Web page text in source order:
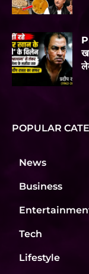
POPULAR
News
Business
Tech
Lifestyle